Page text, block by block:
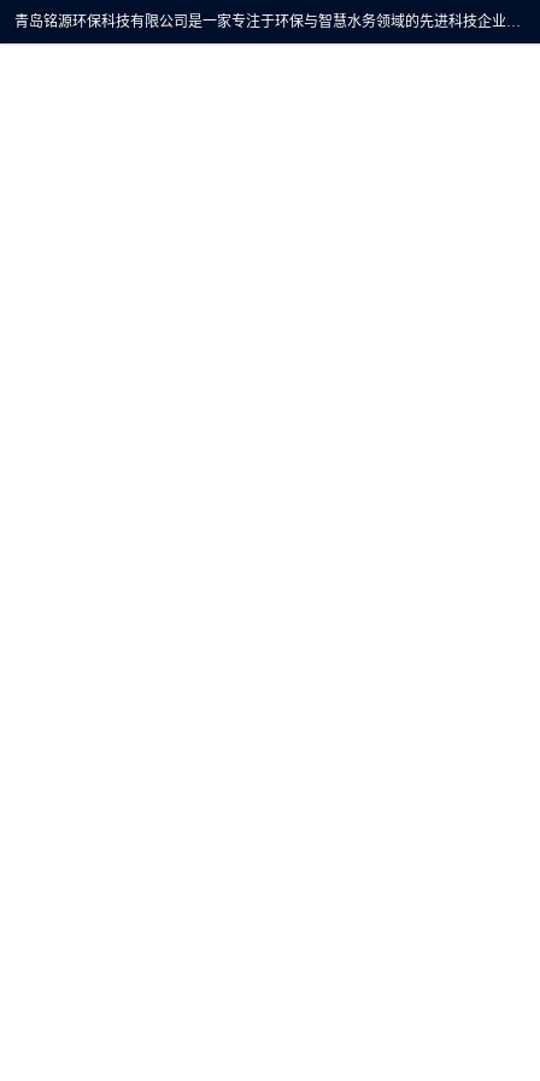
青岛铭源环保科技有限公司是一家专注于环保与智慧水务领域的先进科技企业，公司专注于云智能一体化预制泵站、水务循环利用、海绵城市、云智慧水务开发及新型环保技术研发等领域。铭源环保以为客户提供优质产品、专业技术服务为己任。为客户提供量身定制方案，提供多种配置方案满足实际使用要求。严控供货周期，并提供高标准后期维护。以环保为己任，视质量如生命，以技术做先导，